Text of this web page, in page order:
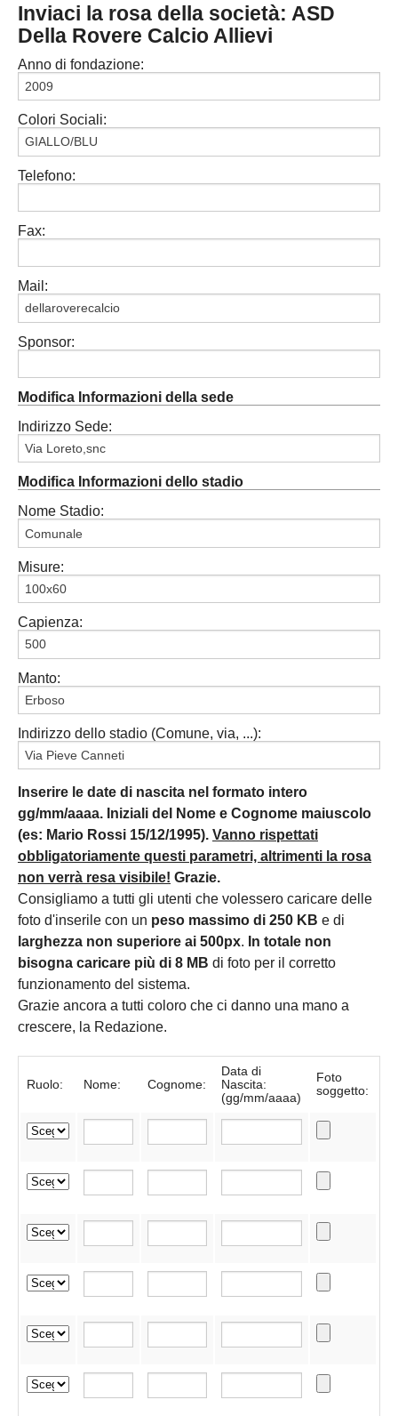
PESARO URBINO
PROMOZIONE
1^ CATEGORIA
2^ CATEGORIA
3^ CATEGORIA
GIOVANILI
DIRETTA
Inviaci la rosa della società: ASD
Della Rovere Calcio Allievi
Anno di fondazione:
Colori Sociali:
Telefono:
Fax:
Mail:
Sponsor:
Modifica Informazioni della sede
Indirizzo Sede:
Modifica Informazioni dello stadio
Nome Stadio:
Misure:
Capienza:
Manto:
Indirizzo dello stadio (Comune, via, ...):
Inserire le date di nascita nel formato intero
gg/mm/aaaa. Iniziali del Nome e Cognome maiuscolo
(es: Mario Rossi 15/12/1995). Vanno rispettati
obbligatoriamente questi parametri, altrimenti la rosa
non verrà resa visibile! Grazie.
Consigliamo a tutti gli utenti che volessero caricare delle
foto d'inserile con un peso massimo di 250 KB e di
larghezza non superiore ai 500px. In totale non
bisogna caricare più di 8 MB di foto per il corretto
funzionamento del sistema.
Grazie ancora a tutti coloro che ci danno una mano a
crescere, la Redazione.
Ruolo: Nome: Cognome:
Data di
Nascita:
(gg/mm/aaaa)
Foto
soggetto: